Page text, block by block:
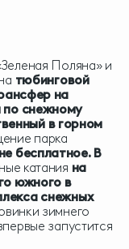
Поляна» и
тюбинговой
на
по снежному
в горном
парка
бесплатное. В
катания на
южного в
снежных
зимнего
запустится